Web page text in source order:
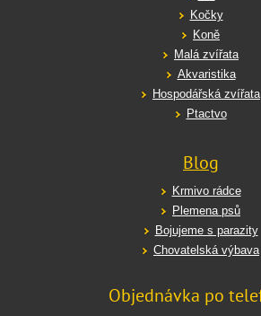
Kočky
Koně
Malá zvířata
Akvaristika
Hospodářská zvířata
Ptactvo
Blog
Krmivo rádce
Plemena psů
Bojujeme s parazity
Chovatelská výbava
Objednávka po